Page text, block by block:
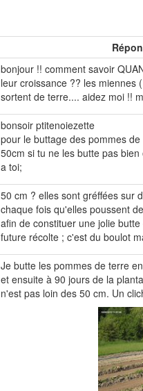
bonjour !! comment savoir
leur croissance ?? les miennes
sortent de terre.... aidez moi !!
bonsoir ptitenoiezette
pour le buttage des pommes
50cm si tu ne les butte pas
a toi;
50 cm ? elles sont gréffées sur
chaque fois qu'elles poussent
afin de constituer une jolie
future récolte ; c'est du boulot
Je butte les pommes de terre
et ensuite à 90 jours de la
n'est pas loin des 50 cm. Un